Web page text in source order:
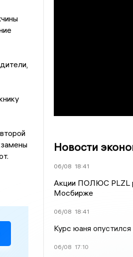
Новости
06/08 18:41
Акции ПОЛЮС PLZL
Мосбирже
06/08 18:41
Курс юаня
06/08 17:10